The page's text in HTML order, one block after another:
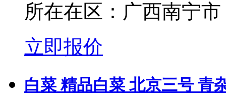
所在在区： 广西南宁市
立即报价
白菜 精品白菜 北京三号 青